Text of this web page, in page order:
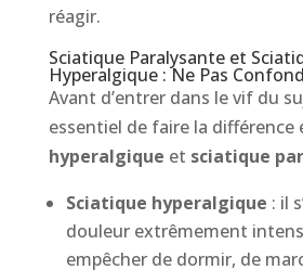
réagir.
Sciatique Paralysante et
Hyperalgique : Ne Pas
Avant d’entrer dans le vif du
essentiel de faire la différence
hyperalgique et sciatique
Sciatique hyperalgique : il
douleur extrêmement
empêcher de dormir, de